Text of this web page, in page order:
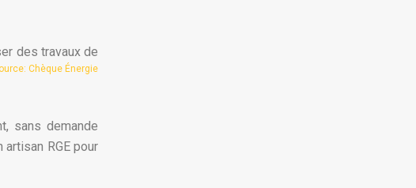
des travaux de
Chèque Énergie
sans demande
RGE pour